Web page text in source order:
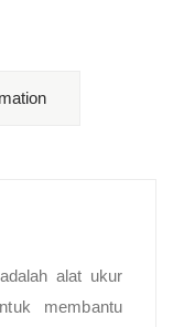
alat ukur
membantu